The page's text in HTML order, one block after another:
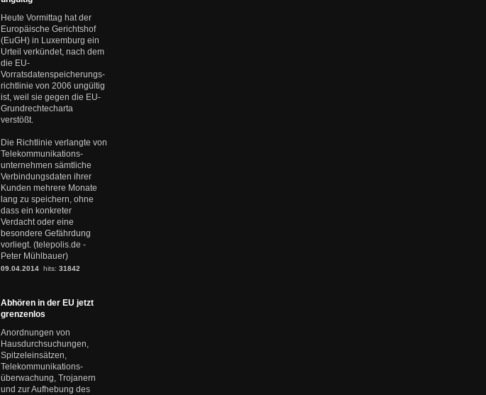
Heute Vormittag hat der
Europäische Gerichtshof
(EuGH) in Luxemburg ein
Urteil verkündet, nach dem
die EU-
Vorratsdatenspeicherungs-
richtlinie von 2006 ungültig
ist, weil sie gegen die EU-
Grundrechtecharta
verstößt.
Die Richtlinie verlangte von
Telekommunikations-
unternehmen sämtliche
Verbindungsdaten ihrer
Kunden mehrere Monate
lang zu speichern, ohne
dass ein konkreter
Verdacht oder eine
besondere Gefährdung
vorliegt. (telepolis.de -
Peter Mühlbauer)
09.04.2014 hits: 31842
Abhören in der EU jetzt
grenzenlos
Anordnungen von
Hausdurchsuchungen,
Spitzeleinsätzen,
Telekommunikations-
überwachung, Trojanern
und zur Aufhebung des